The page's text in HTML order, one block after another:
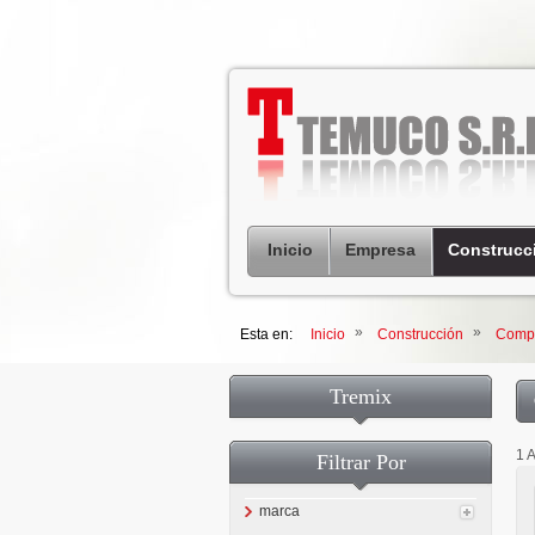
Inicio Empresa
Esta en: Inicio » Construcción »
1
Tremix
Filtrar Por
marca